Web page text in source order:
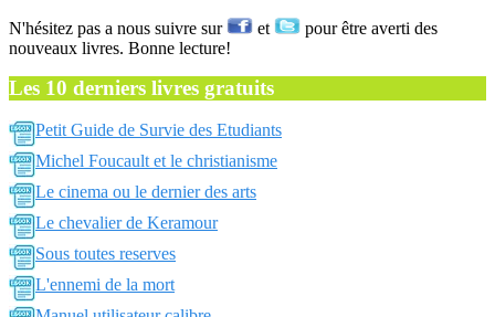
N'hésitez pas a nous suivre sur et
pour être averti des
nouveaux livres. Bonne lecture!
Les 10 derniers livres gratuits
Petit Guide de Survie des Etudiants
Michel Foucault et le christianisme
Le cinema ou le dernier des arts
Le chevalier de Keramour
Sous toutes reserves
L'ennemi de la mort